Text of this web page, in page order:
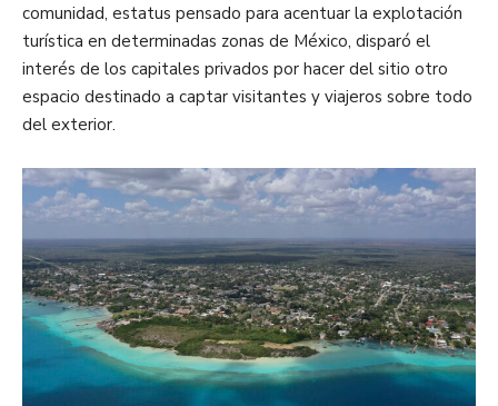
comunidad, estatus pensado para acentuar la explotación
turística en determinadas zonas de México, disparó el
interés de los capitales privados por hacer del sitio otro
espacio destinado a captar visitantes y viajeros sobre todo
del exterior.